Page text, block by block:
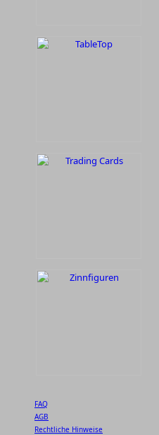
FAQ
AGB
Rechtliche Hinweise